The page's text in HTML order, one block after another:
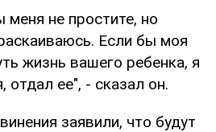
не простите, но
Если бы моя
жизнь вашего ребенка, я
ее", - сказал он.
заявили, что будут